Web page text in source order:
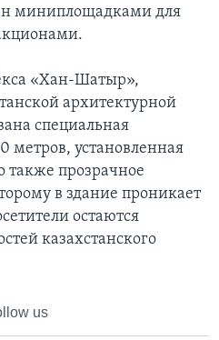
миниплощадками для
«Хан-Шатыр»,
архитектурной
специальная
метров, установленная
также прозрачное
в здание проникает
остаются
казахстанского
us